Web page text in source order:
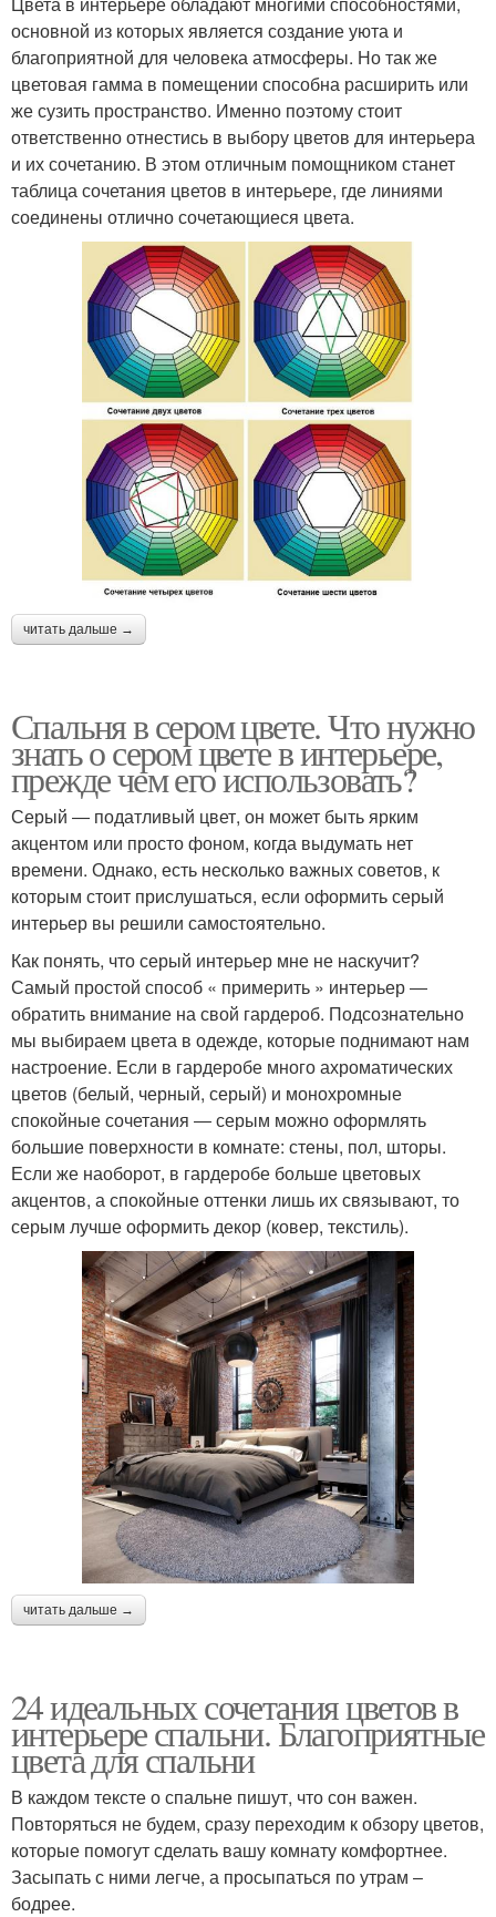
основной из которых является создание уюта и
благоприятной для человека атмосферы. Но так же
цветовая гамма в помещении способна расширить или
же сузить пространство. Именно поэтому стоит
ответственно отнестись в выбору цветов для интерьера
и их сочетанию. В этом отличным помощником станет
таблица сочетания цветов в интерьере, где линиями
соединены отлично сочетающиеся цвета.
читать дальше →
Спальня в сером цвете. Что нужно
знать о сером цвете в интерьере,
прежде чем его использовать?
Серый ― податливый цвет, он может быть ярким
акцентом или просто фоном, когда выдумать нет
времени. Однако, есть несколько важных советов, к
которым стоит прислушаться, если оформить серый
интерьер вы решили самостоятельно.
Как понять, что серый интерьер мне не наскучит?
Самый простой способ « примерить » интерьер ―
обратить внимание на свой гардероб. Подсознательно
мы выбираем цвета в одежде, которые поднимают нам
настроение. Если в гардеробе много ахроматических
цветов (белый, черный, серый) и монохромные
спокойные сочетания ― серым можно оформлять
большие поверхности в комнате: стены, пол, шторы.
Если же наоборот, в гардеробе больше цветовых
акцентов, а спокойные оттенки лишь их связывают, то
серым лучше оформить декор (ковер, текстиль).
читать дальше →
24 идеальных сочетания цветов в
интерьере спальни. Благоприятные
цвета для спальни
В каждом тексте о спальне пишут, что сон важен.
Повторяться не будем, сразу переходим к обзору цветов,
которые помогут сделать вашу комнату комфортнее.
Засыпать с ними легче, а просыпаться по утрам ‒
бодрее.